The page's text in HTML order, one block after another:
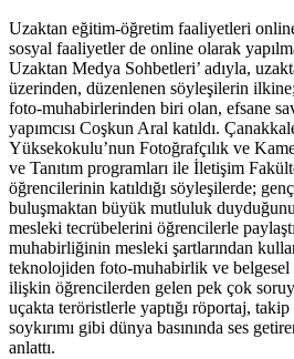
Uzaktan eğitim-öğretim faaliyetleri
sosyal faaliyetler de online olarak
Uzaktan Medya Sohbetleri’ adıyla,
üzerinden, düzenlenen söyleşilerin
foto-muhabirlerinden biri olan, efsane
yapımcısı Coşkun Aral katıldı.
Yüksekokulu’nun Fotoğrafçılık ve
ve Tanıtım programları ile İletişim
öğrencilerinin katıldığı söyleşilerde;
buluşmaktan büyük mutluluk
mesleki tecrübelerini öğrencilerle
muhabirliğinin mesleki şartlarından
teknolojiden foto-muhabirlik ve belgesel
ilişkin öğrencilerden gelen pek çok
uçakta teröristlerle yaptığı röportaj,
soykırımı gibi dünya basınında ses
anlattı.